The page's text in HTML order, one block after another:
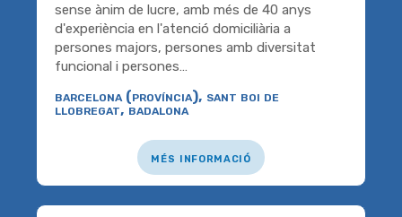
sense ànim de lucre, amb més de 40 anys
d'experiència en l'atenció domiciliària a
persones majors, persones amb diversitat
funcional i persones…
barcelona (província), sant boi de
llobregat, badalona
més informació